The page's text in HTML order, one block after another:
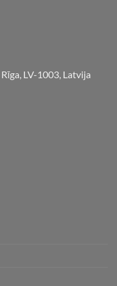
LV-1003, Latvija